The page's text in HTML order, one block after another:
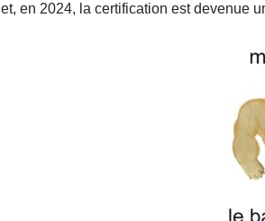
et, en 2024, la certification est devenue